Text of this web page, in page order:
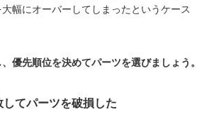
幅にオーバーしてしまったというケース
優先順位を決めてパーツを選びましょう。
てパーツを破損した